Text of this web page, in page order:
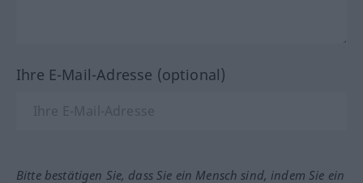
Ihre E-Mail-Adresse (optional)
Bitte bestätigen Sie, dass Sie ein Mensch sind, indem Sie ein